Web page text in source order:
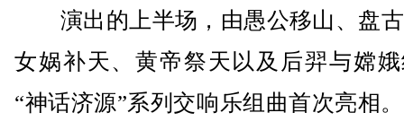
演出的上半场，由愚公移山、盘
女娲补天、黄帝祭天以及后羿与嫦
“神话济源”系列交响乐组曲首次亮相